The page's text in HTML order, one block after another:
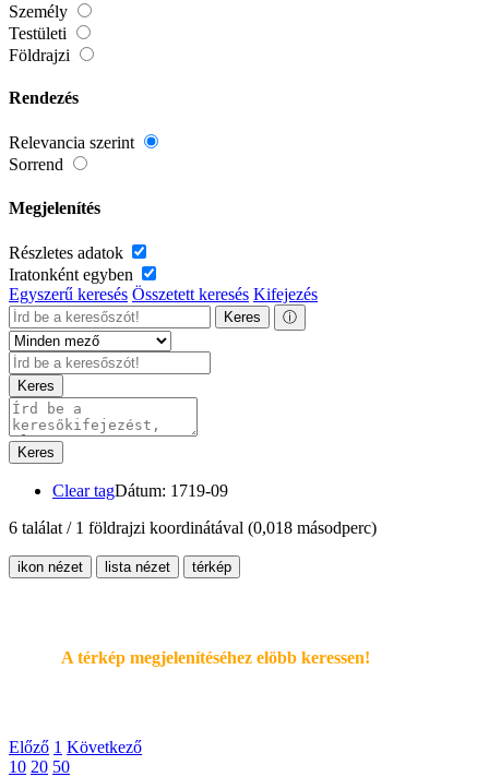
Személy
Testületi
Földrajzi
Rendezés
Relevancia szerint
Sorrend
Megjelenítés
Részletes adatok
Iratonként egyben
Egyszerű keresés Összetett keresés Kifejezés
Keres ⓘ
Keres
Keres
Clear tagDátum: 1719-09
6 találat / 1 földrajzi koordinátával (0,018 másodperc)
ikon nézet lista nézet térkép
A térkép megjelenítéséhez elöbb keressen!
Előző 1 Következő
10 20 50